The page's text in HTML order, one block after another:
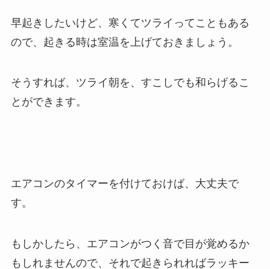
早起きしたいけど、寒くてツライってこともある
ので、起きる時は室温を上げておきましょう。
そうすれば、ツライ朝を、すこしでも和らげるこ
とができます。
エアコンのタイマーを付けておけば、大丈夫で
す。
もしかしたら、エアコンがつく音で目が覚めるか
もしれませんので、それで起きられればラッキー